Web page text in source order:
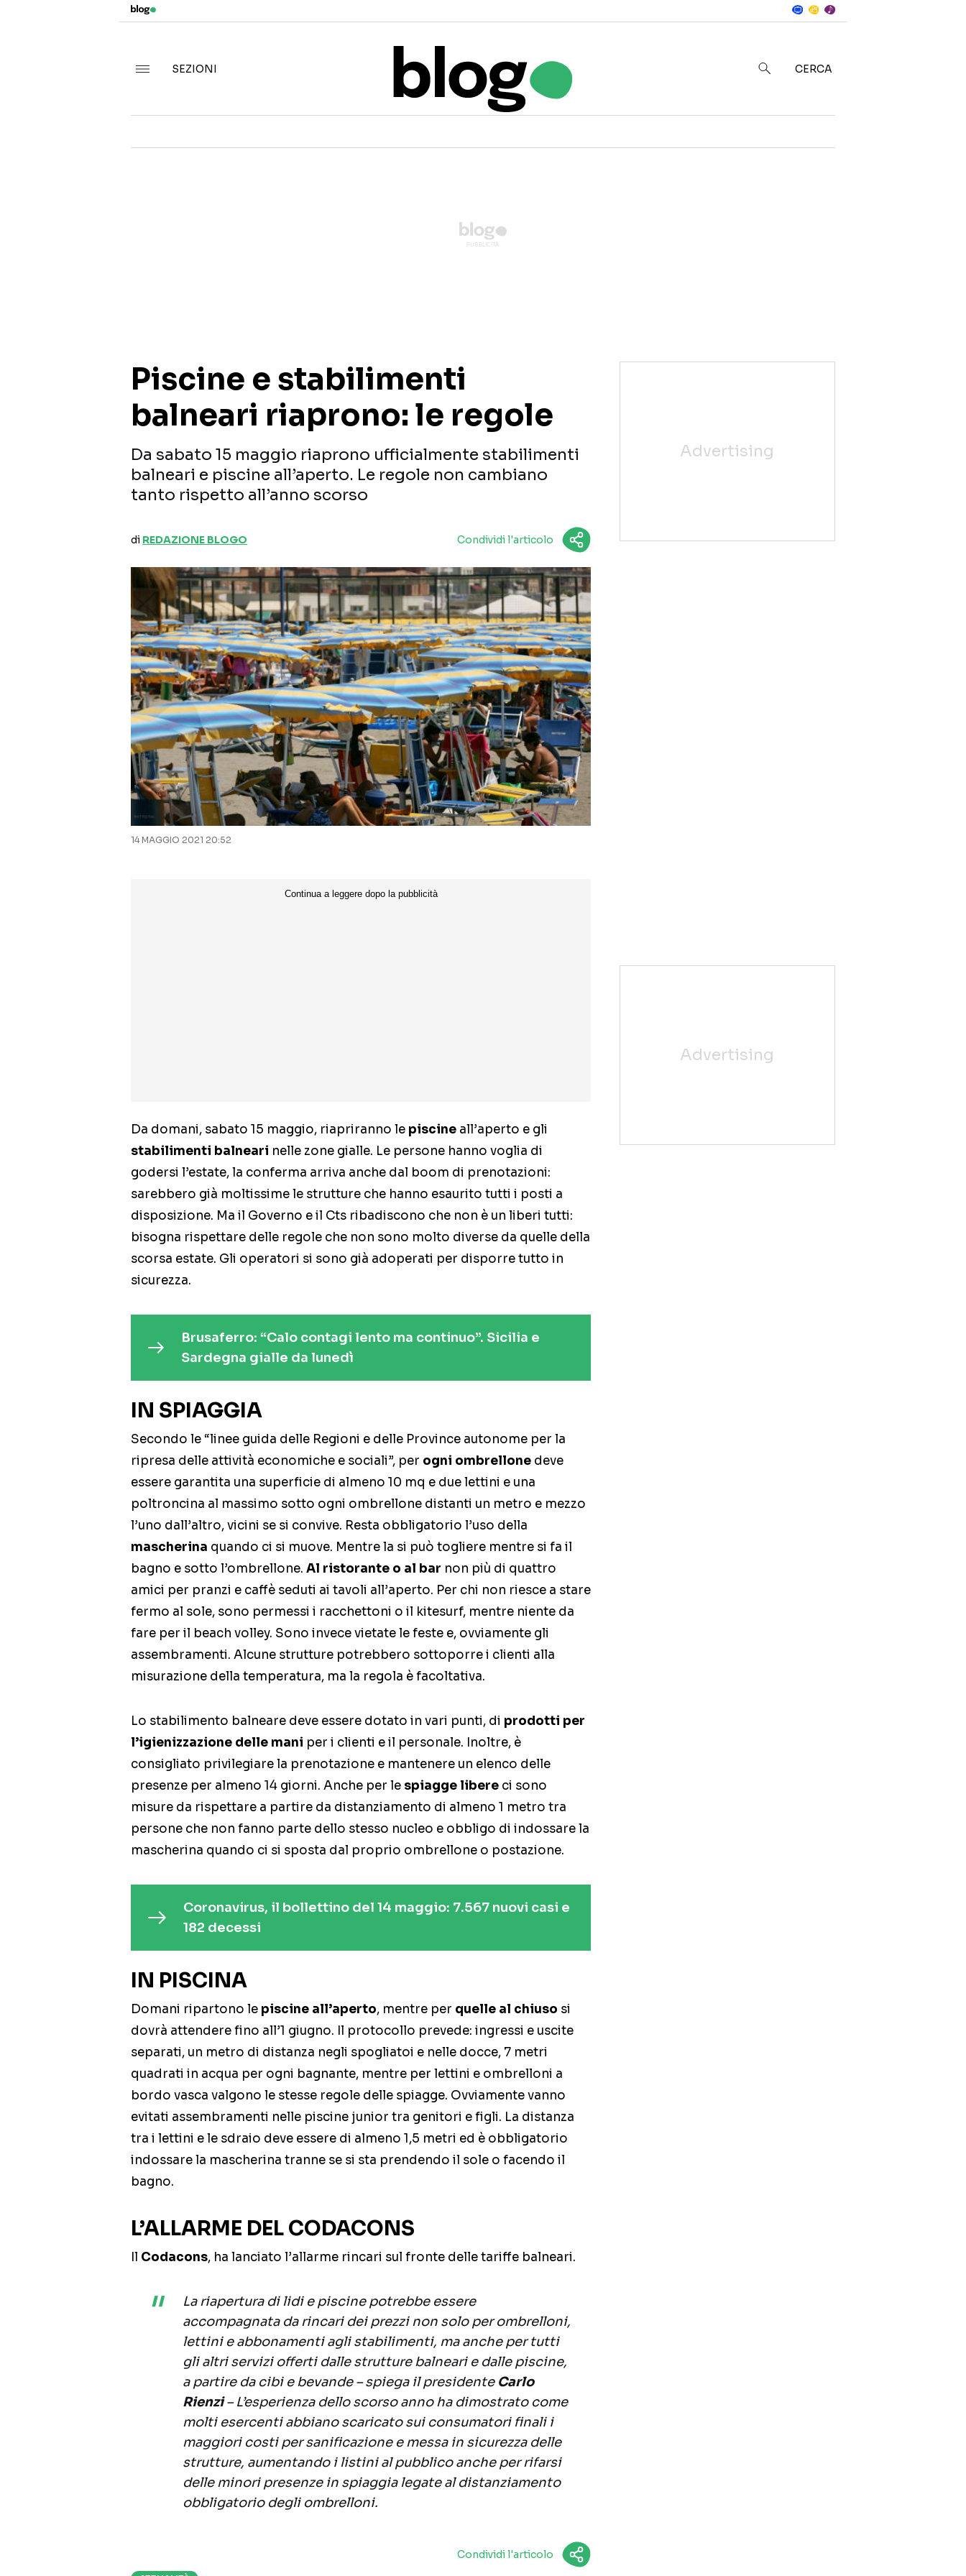
SEZIONI
CERCA
Piscine e stabilimenti
balneari riaprono: le regole
Da sabato 15 maggio riaprono ufficialmente stabilimenti
balneari e piscine all’aperto. Le regole non cambiano
tanto rispetto all’anno scorso
di REDAZIONE BLOGO Condividi l'articolo
14 MAGGIO 2021 20:52
Da domani, sabato 15 maggio, riapriranno le piscine all’aperto e gli
stabilimenti balneari nelle zone gialle. Le persone hanno voglia di
godersi l’estate, la conferma arriva anche dal boom di prenotazioni:
sarebbero già moltissime le strutture che hanno esaurito tutti i posti a
disposizione. Ma il Governo e il Cts ribadiscono che non è un liberi tutti:
bisogna rispettare delle regole che non sono molto diverse da quelle della
scorsa estate. Gli operatori si sono già adoperati per disporre tutto in
sicurezza.
Brusaferro: “Calo contagi lento ma continuo”. Sicilia e
Sardegna gialle da lunedì
IN SPIAGGIA
Secondo le “linee guida delle Regioni e delle Province autonome per la
ripresa delle attività economiche e sociali”, per ogni ombrellone deve
essere garantita una superficie di almeno 10 mq e due lettini e una
poltroncina al massimo sotto ogni ombrellone distanti un metro e mezzo
l’uno dall’altro, vicini se si convive. Resta obbligatorio l’uso della
mascherina quando ci si muove. Mentre la si può togliere mentre si fa il
bagno e sotto l’ombrellone. Al ristorante o al bar non più di quattro
amici per pranzi e caffè seduti ai tavoli all’aperto. Per chi non riesce a stare
fermo al sole, sono permessi i racchettoni o il kitesurf, mentre niente da
fare per il beach volley. Sono invece vietate le feste e, ovviamente gli
assembramenti. Alcune strutture potrebbero sottoporre i clienti alla
misurazione della temperatura, ma la regola è facoltativa.
Lo stabilimento balneare deve essere dotato in vari punti, di prodotti per
l’igienizzazione delle mani per i clienti e il personale. Inoltre, è
consigliato privilegiare la prenotazione e mantenere un elenco delle
presenze per almeno 14 giorni. Anche per le spiagge libere ci sono
misure da rispettare a partire da distanziamento di almeno 1 metro tra
persone che non fanno parte dello stesso nucleo e obbligo di indossare la
mascherina quando ci si sposta dal proprio ombrellone o postazione.
Coronavirus, il bollettino del 14 maggio: 7.567 nuovi casi e
182 decessi
IN PISCINA
Domani ripartono le piscine all’aperto, mentre per quelle al chiuso si
dovrà attendere fino all’1 giugno. Il protocollo prevede: ingressi e uscite
separati, un metro di distanza negli spogliatoi e nelle docce, 7 metri
quadrati in acqua per ogni bagnante, mentre per lettini e ombrelloni a
bordo vasca valgono le stesse regole delle spiagge. Ovviamente vanno
evitati assembramenti nelle piscine junior tra genitori e figli. La distanza
tra i lettini e le sdraio deve essere di almeno 1,5 metri ed è obbligatorio
indossare la mascherina tranne se si sta prendendo il sole o facendo il
bagno.
L’ALLARME DEL CODACONS
Il Codacons, ha lanciato l’allarme rincari sul fronte delle tariffe balneari.
La riapertura di lidi e piscine potrebbe essere
accompagnata da rincari dei prezzi non solo per ombrelloni,
lettini e abbonamenti agli stabilimenti, ma anche per tutti
gli altri servizi offerti dalle strutture balneari e dalle piscine,
a partire da cibi e bevande – spiega il presidente Carlo
Rienzi– L’esperienza dello scorso anno ha dimostrato come
molti esercenti abbiano scaricato sui consumatori finali i
maggiori costi per sanificazione e messa in sicurezza delle
strutture, aumentando i listini al pubblico anche per rifarsi
delle minori presenze in spiaggia legate al distanziamento
obbligatorio degli ombrelloni.
Condividi l'articolo